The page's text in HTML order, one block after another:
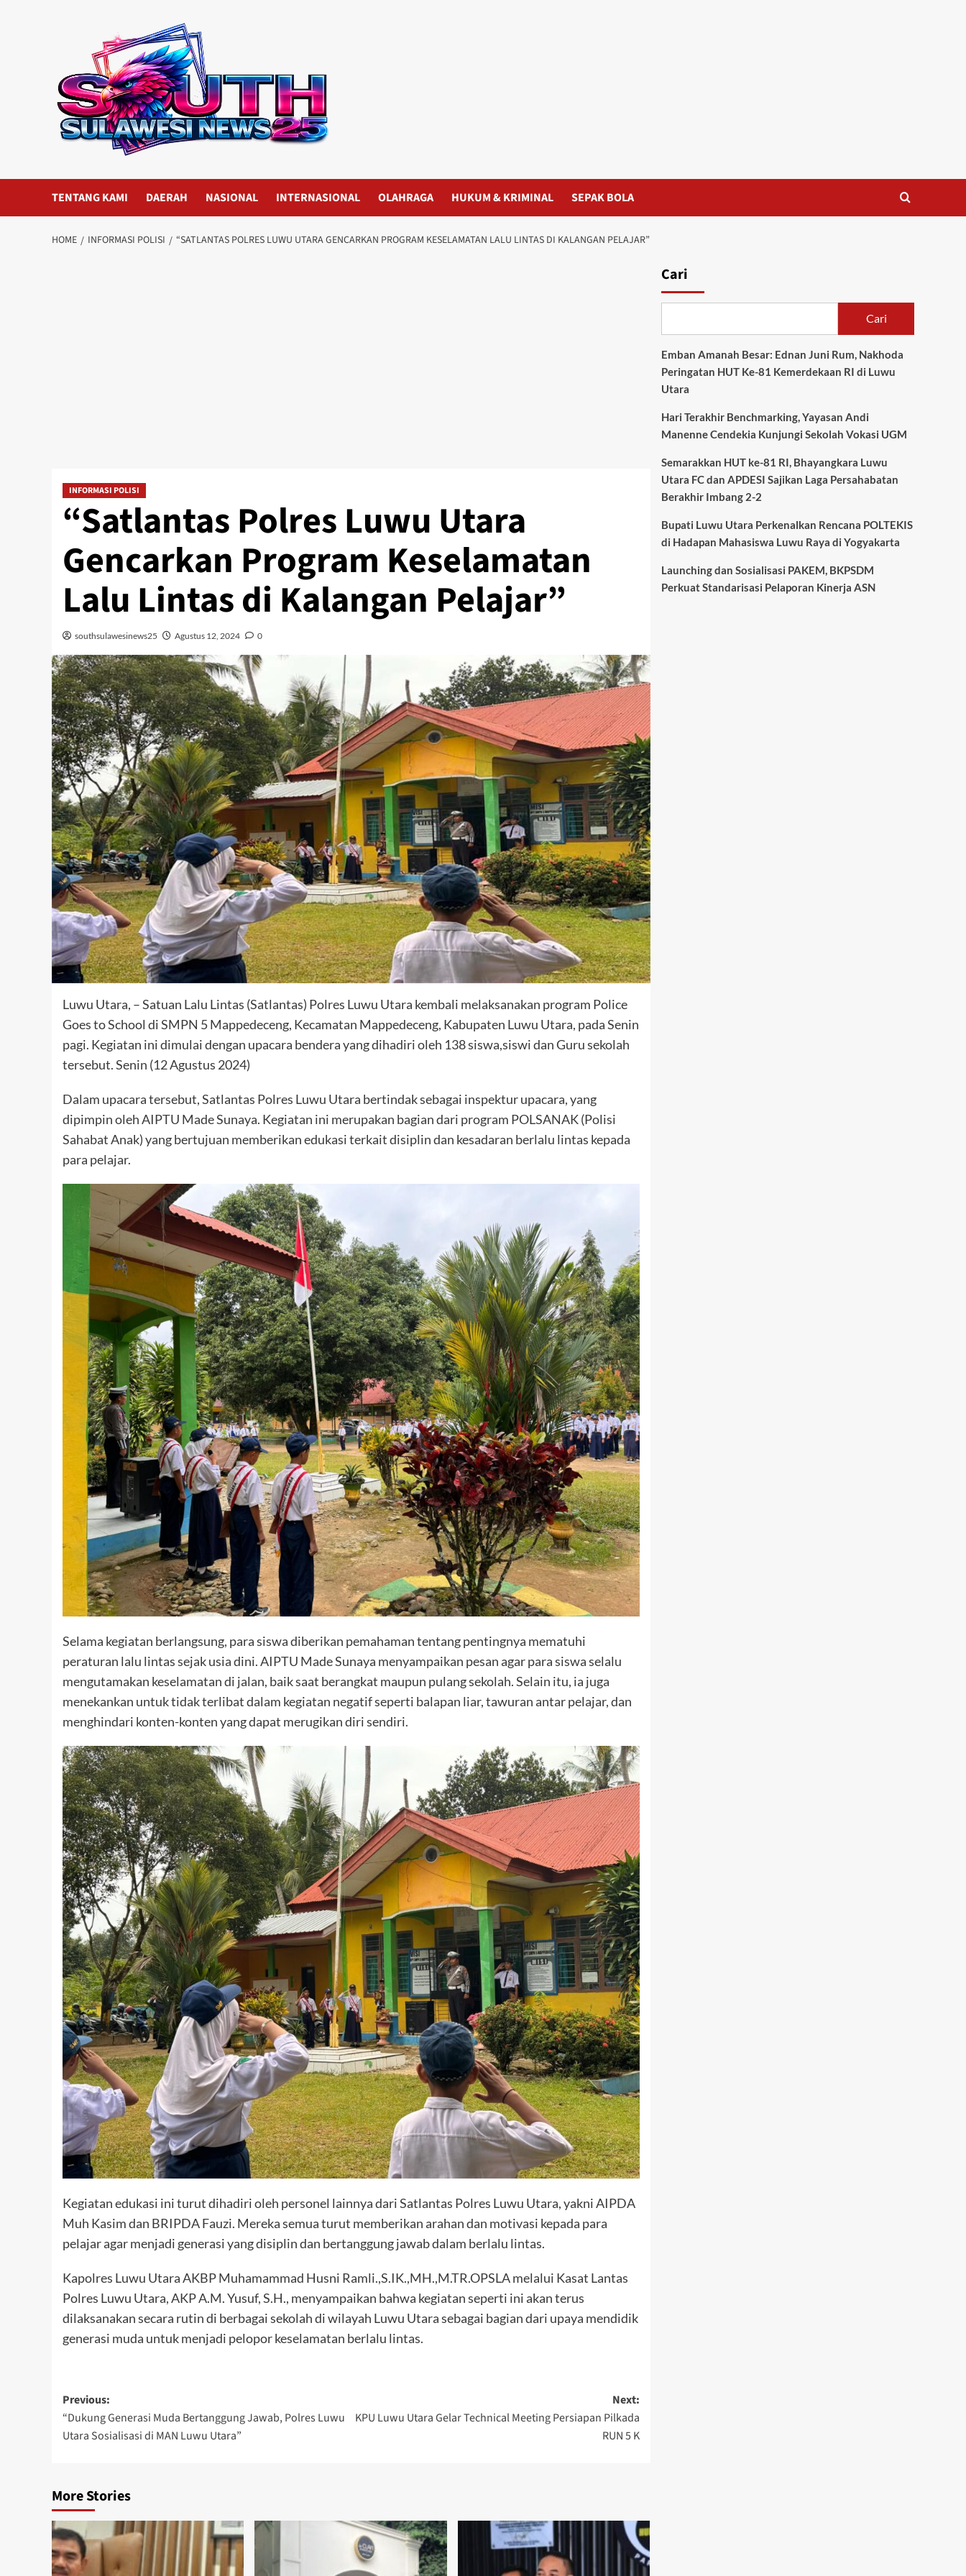
TENTANG KAMI DAERAH NASIONAL INTERNASIONAL OLAHRAGA HUKUM & KRIMINAL SEPAK BOLA
HOME INFORMASI POLISI “SATLANTAS POLRES LUWU UTARA GENCARKAN PROGRAM KESELAMATAN LALU LINTAS DI KALANGAN PELAJAR”
INFORMASI POLISI
“Satlantas Polres Luwu Utara
Gencarkan Program Keselamatan
Lalu Lintas di Kalangan Pelajar”
southsulawesinews25 Agustus 12, 2024 0
Luwu Utara, – Satuan Lalu Lintas (Satlantas) Polres Luwu Utara kembali melaksanakan program Police
Goes to School di SMPN 5 Mappedeceng, Kecamatan Mappedeceng, Kabupaten Luwu Utara, pada Senin
pagi. Kegiatan ini dimulai dengan upacara bendera yang dihadiri oleh 138 siswa,siswi dan Guru sekolah
tersebut. Senin (12 Agustus 2024)
Dalam upacara tersebut, Satlantas Polres Luwu Utara bertindak sebagai inspektur upacara, yang
dipimpin oleh AIPTU Made Sunaya. Kegiatan ini merupakan bagian dari program POLSANAK (Polisi
Sahabat Anak) yang bertujuan memberikan edukasi terkait disiplin dan kesadaran berlalu lintas kepada
para pelajar.
Selama kegiatan berlangsung, para siswa diberikan pemahaman tentang pentingnya mematuhi
peraturan lalu lintas sejak usia dini. AIPTU Made Sunaya menyampaikan pesan agar para siswa selalu
mengutamakan keselamatan di jalan, baik saat berangkat maupun pulang sekolah. Selain itu, ia juga
menekankan untuk tidak terlibat dalam kegiatan negatif seperti balapan liar, tawuran antar pelajar, dan
menghindari konten-konten yang dapat merugikan diri sendiri.
Kegiatan edukasi ini turut dihadiri oleh personel lainnya dari Satlantas Polres Luwu Utara, yakni AIPDA
Muh Kasim dan BRIPDA Fauzi. Mereka semua turut memberikan arahan dan motivasi kepada para
pelajar agar menjadi generasi yang disiplin dan bertanggung jawab dalam berlalu lintas.
Kapolres Luwu Utara AKBP Muhamammad Husni Ramli.,S.IK.,MH.,M.TR.OPSLA melalui Kasat Lantas
Polres Luwu Utara, AKP A.M. Yusuf, S.H., menyampaikan bahwa kegiatan seperti ini akan terus
dilaksanakan secara rutin di berbagai sekolah di wilayah Luwu Utara sebagai bagian dari upaya mendidik
generasi muda untuk menjadi pelopor keselamatan berlalu lintas.
Post
navigation
Previous:
“Dukung Generasi Muda Bertanggung Jawab, Polres Luwu
Utara Sosialisasi di MAN Luwu Utara”
Next:
KPU Luwu Utara Gelar Technical Meeting Persiapan Pilkada
RUN 5 K
More Stories
Cari
Cari
Emban Amanah Besar: Ednan Juni Rum, Nakhoda
Peringatan HUT Ke-81 Kemerdekaan RI di Luwu
Utara
Hari Terakhir Benchmarking, Yayasan Andi
Manenne Cendekia Kunjungi Sekolah Vokasi UGM
Semarakkan HUT ke-81 RI, Bhayangkara Luwu
Utara FC dan APDESI Sajikan Laga Persahabatan
Berakhir Imbang 2-2
Bupati Luwu Utara Perkenalkan Rencana POLTEKIS
di Hadapan Mahasiswa Luwu Raya di Yogyakarta
Launching dan Sosialisasi PAKEM, BKPSDM
Perkuat Standarisasi Pelaporan Kinerja ASN